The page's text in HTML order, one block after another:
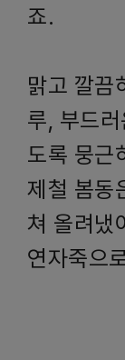
죠.
맑고 깔끔
루, 부드
도록 뭉근
제철 봄동
쳐 올려냈
연자죽으